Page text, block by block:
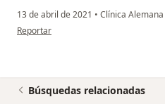
13 de abril de 2021 • Clínica
en opinión del usuario Jaky Saquel
Reportar
Búsquedas relacionadas